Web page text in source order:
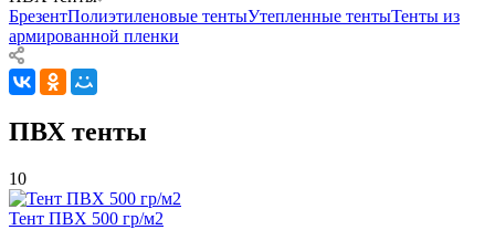
БрезентПолиэтиленовые тентыУтепленные тентыТенты из
армированной пленки
ПВХ тенты
10
Тент ПВХ 500 гр/м2